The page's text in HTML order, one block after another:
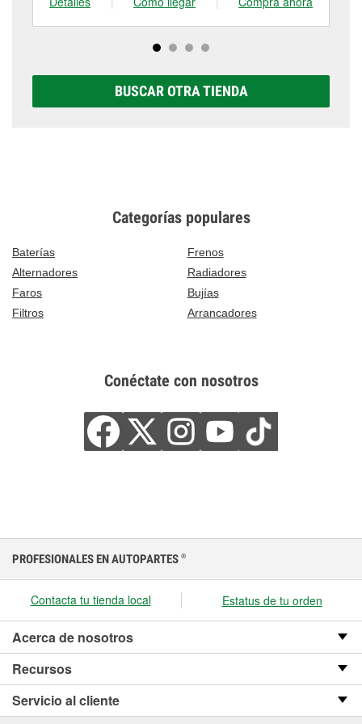
BUSCAR OTRA TIENDA
Categorías populares
Baterías
Frenos
Alternadores
Radiadores
Faros
Bujías
Filtros
Arrancadores
Conéctate con nosotros
PROFESIONALES EN AUTOPARTES ®
Contacta tu tienda local Estatus de tu orden
Acerca de nosotros
Recursos
Servicio al cliente